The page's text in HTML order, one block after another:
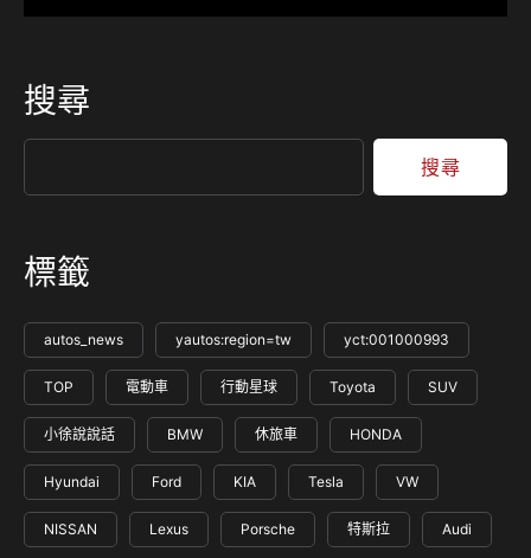
搜尋
搜尋
標籤
autos_news yautos:region=tw yct:001000993
TOP 電動車 行動星球 Toyota SUV
小徐說說話 BMW 休旅車 HONDA
Hyundai Ford KIA Tesla VW
NISSAN Lexus Porsche 特斯拉 Audi